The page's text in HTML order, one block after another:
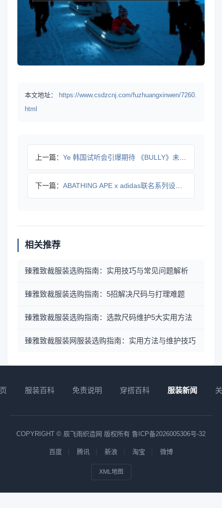
本文地址：
https://www.csdzcnj.com/fuzhuangxinwen/7260.
html
上一篇： Ye 韩国试听会引爆期待 《BULLY》未完成版已登顶榜单
下一篇： ABATHING APE x adidas联名系列设计曝光，
相关推荐
臻雅致裁服装选购指南：实用技巧与常见问题解析
臻雅致裁服装选购指南：5招解决尺码与打理难题
臻雅致裁服装选购指南：选款尺码维护5大实用方法
臻雅致裁服装网服装选购指南：实用方法与维护技巧
服装百科 免责说明 穿搭百科 服装新闻
COPYRIGHT © 辰飞雨织造网 版权所有 鲁ICP备2026005306号-32
百度 腾讯 新浪 淘宝 微博
XML地图